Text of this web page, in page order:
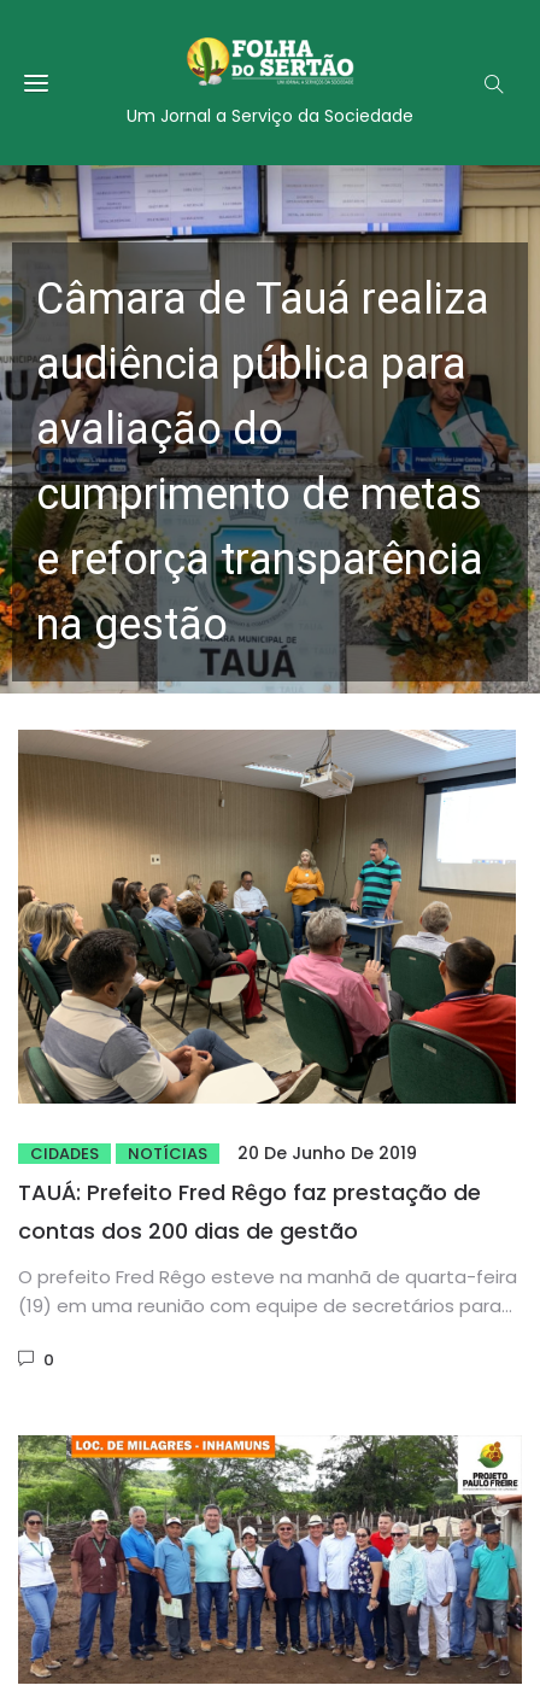
Um Jornal a Serviço da Sociedade
Câmara de Tauá realiza
audiência pública para
avaliação do
cumprimento de metas
e reforça transparência
na gestão
CIDADES NOTÍCIAS 20 De Junho De 2019
TAUÁ: Prefeito Fred Rêgo faz prestação de
contas dos 200 dias de gestão
O prefeito Fred Rêgo esteve na manhã de quarta-feira
(19) em uma reunião com equipe de secretários para
0